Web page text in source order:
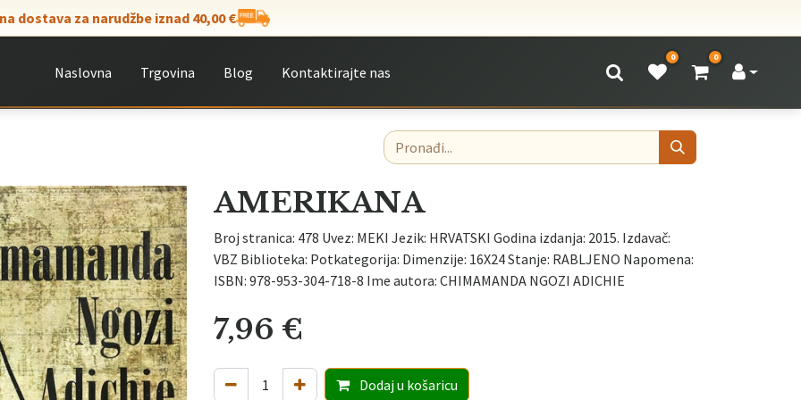
dostava za narudžbe iznad 40,00 €
Naslovna Trgovina Blog Kontaktirajte nas
0 0
AMERIKANA
Broj stranica: 478 Uvez: MEKI Jezik: HRVATSKI Godina izdanja: 2015. Izdavač:
VBZ Biblioteka: Potkategorija: Dimenzije: 16X24 Stanje: RABLJENO Napomena:
ISBN: 978-953-304-718-8 Ime autora: CHIMAMANDA NGOZI ADICHIE
7,96 €
Dodaju košaricu